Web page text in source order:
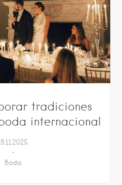
tradiciones
internacional
Boda